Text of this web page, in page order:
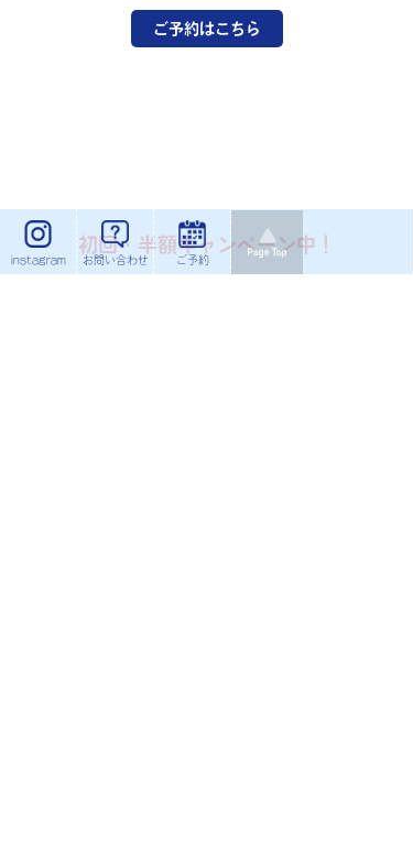
instagram お問い合わせ ご予約
ご予約はこちら
初回・半額キャンペーン中！